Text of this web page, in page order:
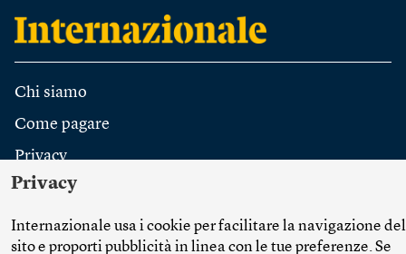
Privacy
Internazionale usa i cookie per facilitare la navigazione del
sito e proporti pubblicità in linea con le tue preferenze. Se
posta@internazionale.it
Chi siamo
Come pagare
Privacy
Spedizioni
Contatti